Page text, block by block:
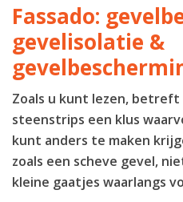
Fassado:
gevelisolatie &
Zoals u kunt lezen,
steenstrips een klus
kunt anders te maken
zoals een scheve gevel,
kleine gaatjes waarlangs